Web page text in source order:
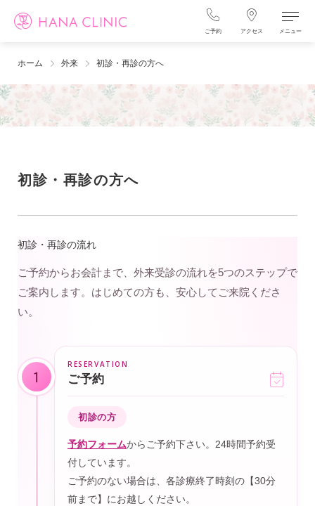
ご予約 アクセス メニュー
ホーム 外来 初診・再診の方へ
初診・再診の方へ
初診・再診の流れ
ご予約からお会計まで、外来受診の流れを5つのステップで
ご案内します。はじめての方も、安心してご来院くださ
い。
1 ご予約
初診の方
予約フォームからご予約下さい。24時間予約受
付しています。
ご予約のない場合は、各診療終了時刻の【30分
前まで】にお越しください。